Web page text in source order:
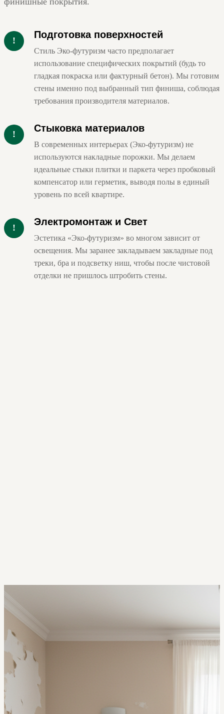
!
Подготовка поверхностей
Стиль Эко-футуризм часто предполагает
использование специфических покрытий (будь то
гладкая покраска или фактурный бетон). Мы готовим
стены именно под выбранный тип финиша, соблюдая
требования производителя материалов.
!
Стыковка материалов
В современных интерьерах (Эко-футуризм) не
используются накладные порожки. Мы делаем
идеальные стыки плитки и паркета через пробковый
компенсатор или герметик, выводя полы в единый
уровень по всей квартире.
!
Электромонтаж и Свет
Эстетика «Эко-футуризм» во многом зависит от
освещения. Мы заранее закладываем закладные под
треки, бра и подсветку ниш, чтобы после чистовой
отделки не пришлось штробить стены.